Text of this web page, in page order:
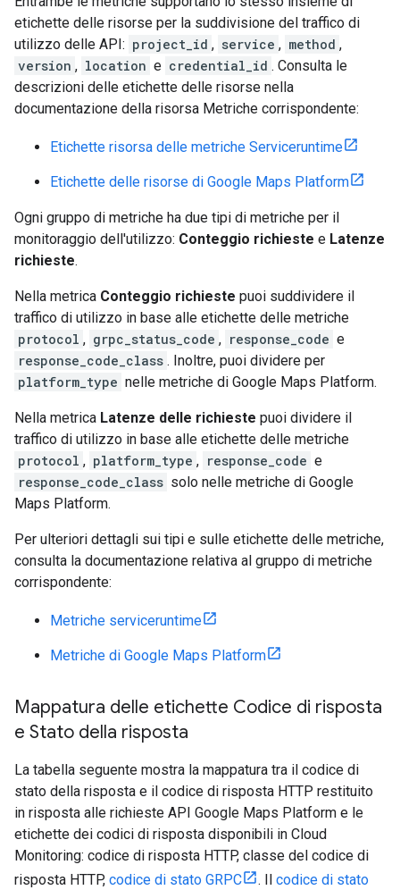
etichette delle risorse per la suddivisione del traffico di
utilizzo delle API: project_id , service , method ,
version , location e credential_id . Consulta le
descrizioni delle etichette delle risorse nella
documentazione della risorsa Metriche corrispondente:
Etichette risorsa delle metriche Serviceruntime
Etichette delle risorse di Google Maps Platform
Ogni gruppo di metriche ha due tipi di metriche per il
monitoraggio dell'utilizzo: Conteggio richieste e Latenze
richieste.
Nella metrica Conteggio richieste puoi suddividere il
traffico di utilizzo in base alle etichette delle metriche
protocol , grpc_status_code , response_code e
response_code_class . Inoltre, puoi dividere per
platform_type nelle metriche di Google Maps Platform.
Nella metrica Latenze delle richieste puoi dividere il
traffico di utilizzo in base alle etichette delle metriche
protocol , platform_type , response_code e
response_code_class solo nelle metriche di Google
Maps Platform.
Per ulteriori dettagli sui tipi e sulle etichette delle metriche,
consulta la documentazione relativa al gruppo di metriche
corrispondente:
Metriche serviceruntime
Metriche di Google Maps Platform
Mappatura delle etichette Codice di risposta
e Stato della risposta
La tabella seguente mostra la mappatura tra il codice di
stato della risposta e il codice di risposta HTTP restituito
in risposta alle richieste API Google Maps Platform e le
etichette dei codici di risposta disponibili in Cloud
Monitoring: codice di risposta HTTP, classe del codice di
risposta HTTP, codice di stato GRPC . Il codice di stato